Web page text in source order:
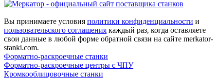
Вы принимаете условия политики конфиденциальности и
пользовательского соглашения каждый раз, когда оставляете
свои данные в любой форме обратной связи на сайте merkator-
stanki.com.
Форматно-раскроечные станки
Форматно-раскроечные центры с ЧПУ
Кромкооблицовочные cтанки